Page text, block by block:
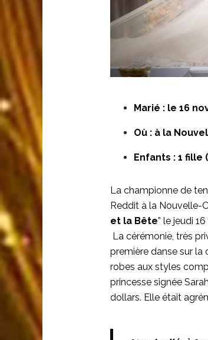
Marié : le 16
Où : à la
Enfants : 1 fille
La championne de
Reddit à la Nouvelle-
et la Bête” le jeudi
La cérémonie, très
première danse sur la
robes aux styles
princesse signée
dollars. Elle était